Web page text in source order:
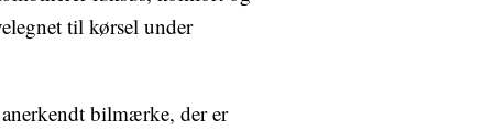
til kørsel under
bilmærke, der er